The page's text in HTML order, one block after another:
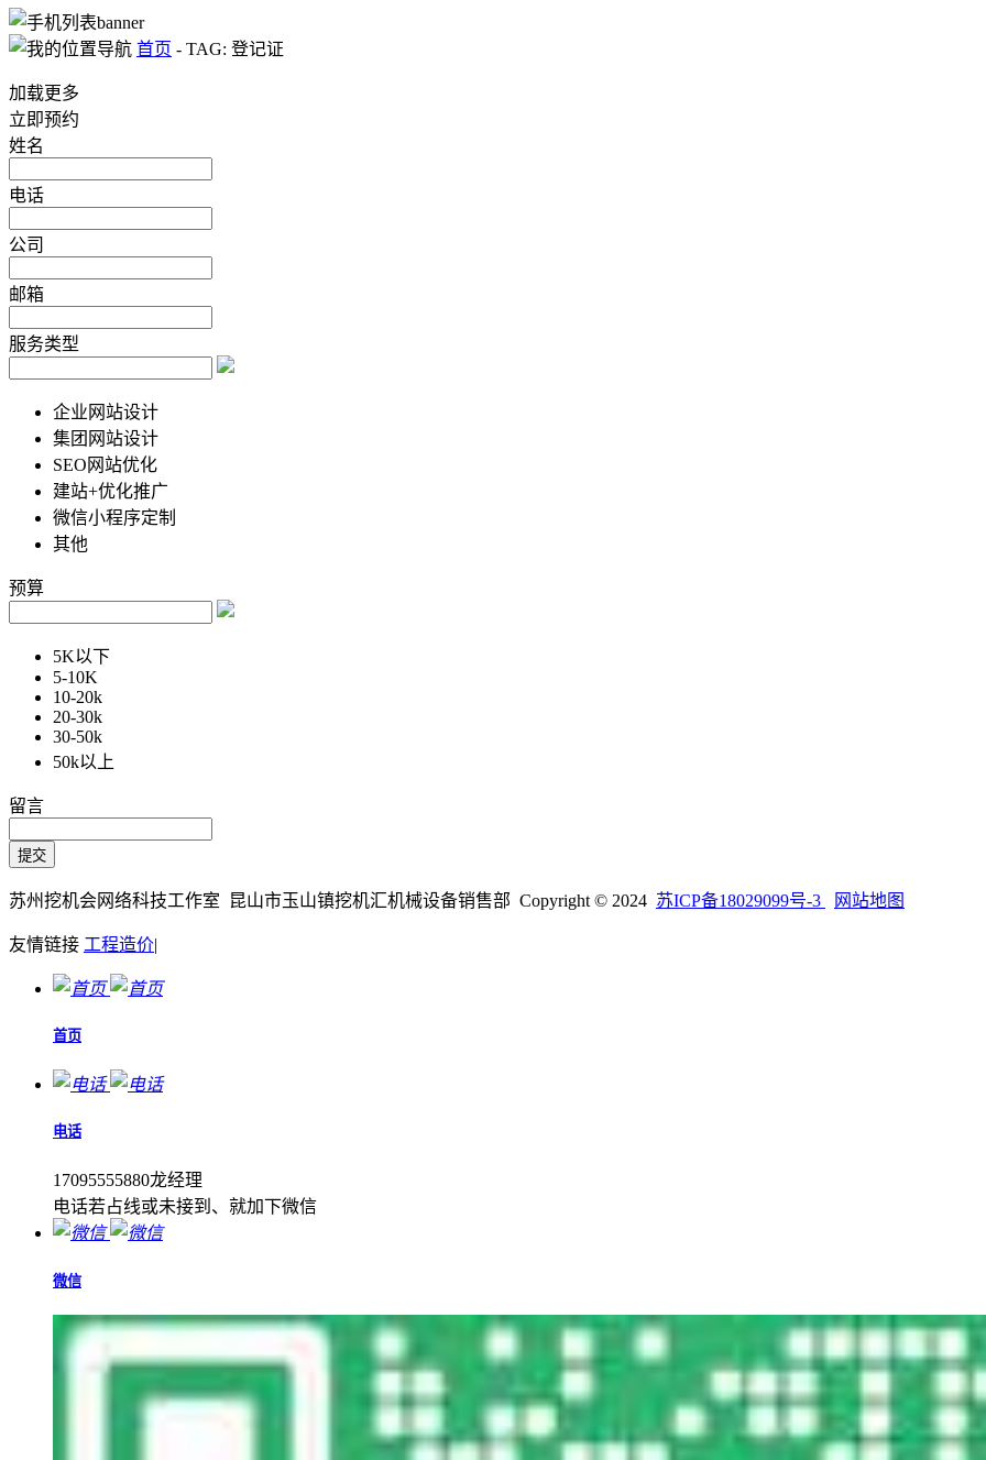
首页 - TAG: 登记证
加载更多
立即预约
姓名
电话
公司
邮箱
服务类型
企业网站设计
集团网站设计
SEO网站优化
建站+优化推广
微信小程序定制
其他
预算
5K以下
5-10K
10-20k
20-30k
30-50k
50k以上
留言
苏州挖机会网络科技工作室 昆山市玉山镇挖机汇机械设备销售部 Copyright © 2024 苏ICP备18029099号-3 网站地图
友情链接 工程造价|
首页
电话
17095555880龙经理
电话若占线或未接到、就加下微信
微信